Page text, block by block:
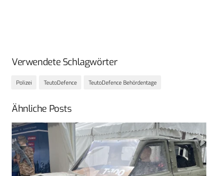
Verwendete Schlagwörter
Polizei TeutoDefence TeutoDefence Behördentage
Ähnliche Posts